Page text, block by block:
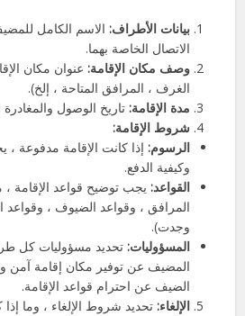
بيانات الأطراف: الاسم الكامل
الاتصال الخاصة بهما.
وصف مكان الإقامة: عنوان مكان
الغرف ، المرافق المتاحة ، إلخ).
مدة الإقامة: تاريخ الوصول والمغادرة
شروط الإقامة:
الرسوم: إذا كانت الإقامة مدفوعة
وكيفية الدفع.
القواعد: يجب توضيح قواعد الإقامة
المرافق ، وقواعد الضيوف ، وقواعد
وجدت).
المسؤوليات: تحديد مسؤوليات كل
المضيف عن توفير مكان إقامة آمن
الضيف عن احترام قواعد الإقامة.
الإلغاء: تحديد شروط الإلغاء ، وما